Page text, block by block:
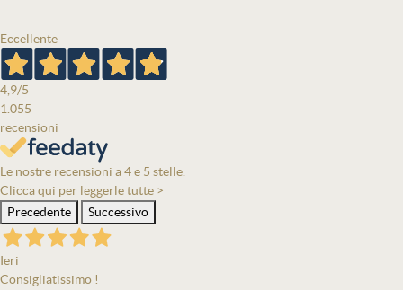
Eccellente
4,9/5
1.055
recensioni
Le nostre recensioni a 4 e 5 stelle.
Clicca qui per leggerle tutte >
Precedente
Successivo
Ieri
Consigliatissimo !